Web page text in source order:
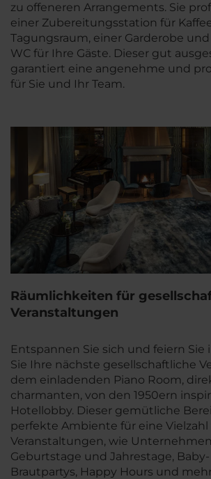
zu offeneren Arrangements. Sie
einer Zubereitungsstation für
Tagungsraum, einer Garderobe
WC für Ihre Gäste. Dieser gut
garantiert eine angenehme und
für Sie und Ihr Team.
Räumlichkeiten für
Veranstaltungen
Entspannen Sie sich und feiern Sie
Sie Ihre nächste gesellschaftliche
dem einladenden Piano Room,
charmanten, von den 1950ern
Hotellobby. Dieser gemütliche
perfekte Ambiente für eine Vielzahl
Veranstaltungen, wie
Geburtstage und Jahrestage,
Brautpartys, Happy Hours und